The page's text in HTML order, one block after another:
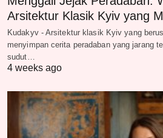
Arsitektur Klasik Kyiv yang
Kudakyv - Arsitektur klasik Kyiv yang
menyimpan cerita peradaban yang jarang
sudut…
4 weeks ago